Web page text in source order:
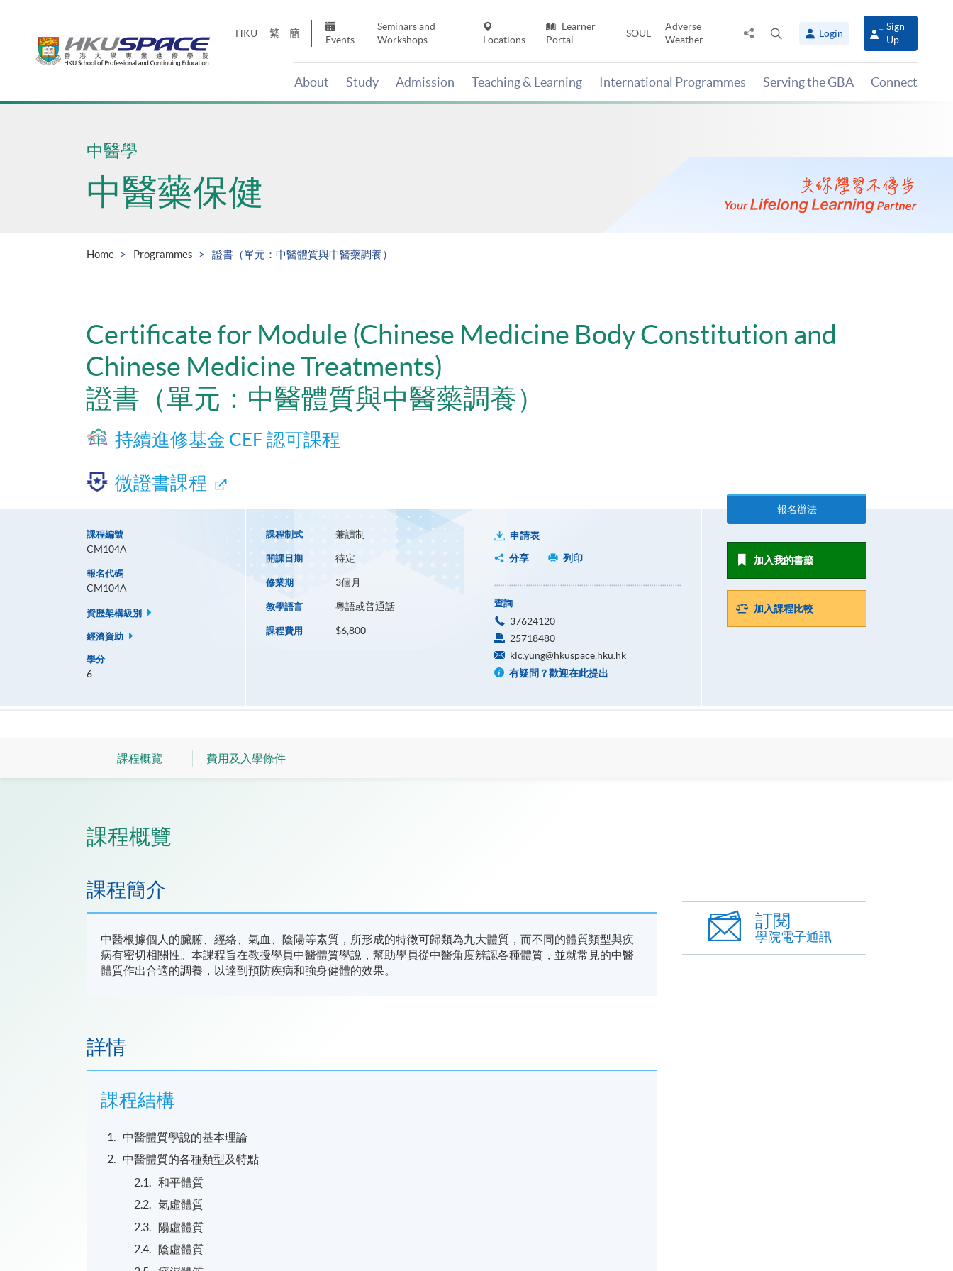
HKU 繁 簡
Events
Seminars and
Workshops
Locations
Learner
Portal
SOUL
Adverse
Weather
Share
panel
Login
Sign
Up
About Study Admission Teaching & Learning International Programmes Serving the GBA Connect
Main
中醫學
中醫藥保健
Home Programmes 證書（單元：中醫體質與中醫藥調養）
Certificate for Module (Chinese Medicine Body Constitution and
Chinese Medicine Treatments)
證書（單元：中醫體質與中醫藥調養）
持續進修基金 CEF 認可課程
微證書課程
課程編號
CM104A
報名代碼
CM104A
資歷架構級別
經濟資助
學分
6
課程制式 兼讀制
開課日期 待定
修業期 3個月
教學語言 粵語或普通話
課程費用 $6,800
申請表
分享
列印
查詢
37624120
25718480
klc.yung@hkuspace.hku.hk
有疑問？歡迎在此提出
報名辦法
加入我的書籤
加入課程比較
課程概覽 費用及入學條件
課程概覽
課程簡介
中醫根據個人的臟腑、經絡、氣血、陰陽等素質，所形成的特徵可歸類為九大體質，而不同的體質類型與疾
病有密切相關性。本課程旨在教授學員中醫體質學說，幫助學員從中醫角度辨認各種體質，並就常見的中醫
體質作出合適的調養，以達到預防疾病和強身健體的效果。
詳情
課程結構
中醫體質學說的基本理論
中醫體質的各種類型及特點
和平體質
氣虛體質
陽虛體質
陰虛體質
訂閱
學院電子通訊